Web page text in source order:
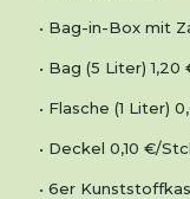
• Bag-in-Box mit
• Bag (5 Liter) 1,20
• Flasche (1 Liter)
• Deckel 0,10 €/
• 6er